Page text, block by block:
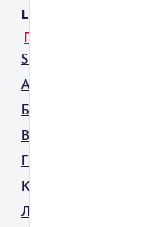
LEASEIR
ПРИЗНАЧЕННЯ
SPA капсули
Апаратна мезотерапія
Безголкова
Видалення татуювань
Гінекологія
Корекція фігури
Лімфодренаж